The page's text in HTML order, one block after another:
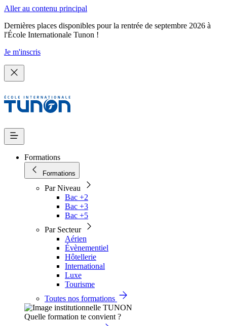
Aller au contenu principal
Dernières places disponibles pour la rentrée de septembre 2026 à
l'École Internationale Tunon !
Je m'inscris
Formations
Formations
Par Niveau
Bac +2
Bac +3
Bac +5
Par Secteur
Aérien
Évènementiel
Hôtellerie
International
Luxe
Tourisme
Toutes nos formations
Quelle formation te convient ?